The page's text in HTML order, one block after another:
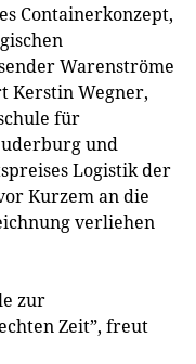
Containerkonzept,
Warenströme
Kerstin Wegner,
für
und
Logistik der
Kurzem an die
verliehen
zur
Zeit”, freut